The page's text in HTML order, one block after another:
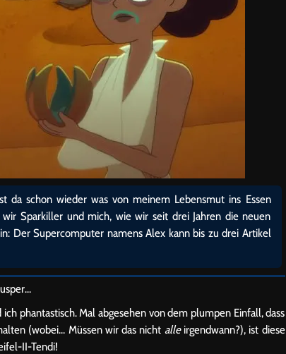
da schon wieder was von meinem Lebensmut ins Essen
Sparkiller und mich, wie wir seit drei Jahren die neuen
Der Supercomputer namens Alex kann bis zu drei Artikel
phantastisch. Mal abgesehen von dem plumpen Einfall, dass
(wobei… Müssen wir das nicht alleirgendwann?), ist diese
II-Tendi!